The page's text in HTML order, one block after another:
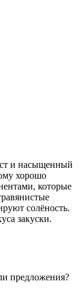
и насыщенный
хорошо
которые
солёность.
закуски.
предложения?